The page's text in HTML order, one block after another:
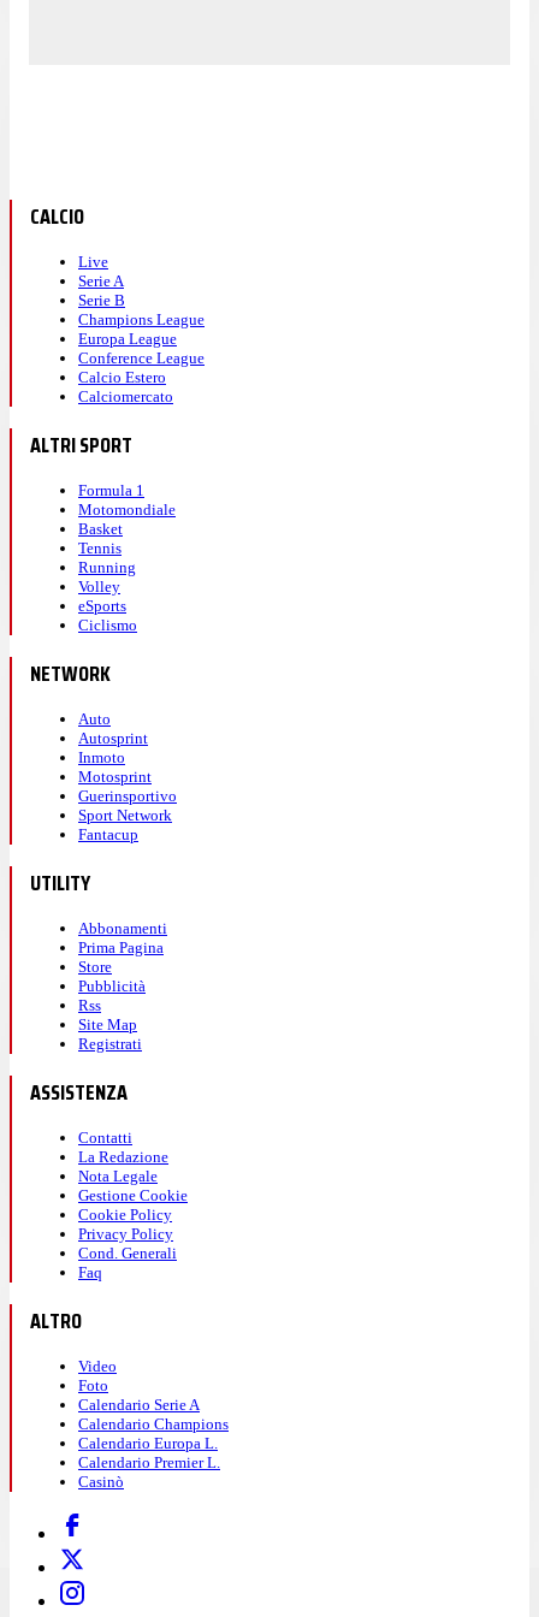
CALCIO
Live
Serie A
Serie B
Champions League
Europa League
Conference League
Calcio Estero
Calciomercato
ALTRI SPORT
Formula 1
Motomondiale
Basket
Tennis
Running
Volley
eSports
Ciclismo
NETWORK
Auto
Autosprint
Inmoto
Motosprint
Guerinsportivo
Sport Network
Fantacup
UTILITY
Abbonamenti
Prima Pagina
Store
Pubblicità
Rss
Site Map
Registrati
ASSISTENZA
Contatti
La Redazione
Nota Legale
Gestione Cookie
Cookie Policy
Privacy Policy
Cond. Generali
Faq
ALTRO
Video
Foto
Calendario Serie A
Calendario Champions
Calendario Europa L.
Calendario Premier L.
Casinò